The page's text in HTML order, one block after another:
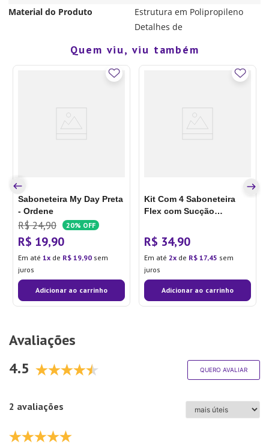
Material do Produto
Estrutura em Polipropileno
Detalhes de
Quem viu, viu também
Saboneteira My Day Preta
- Ordene
R$ 24,90 20% OFF
R$ 19,90
Em até 1 de R$ 19,90 sem
juros
Adicionar ao carrinho
Kit Com 4 Saboneteira
Flex com Sucção
R$ 34,90
Em até 2 de R$ 17,45 sem
juros
Adicionar ao carrinho
Avaliações
4.5
QUERO AVALIAR
2 avaliações